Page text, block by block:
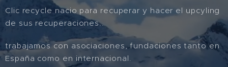
Clic recycle nacio para recuperar y hacer el upcyling
de sus recuperaciones..
trabajamos con asociaciones, fundaciones tanto en
España como en internacional.